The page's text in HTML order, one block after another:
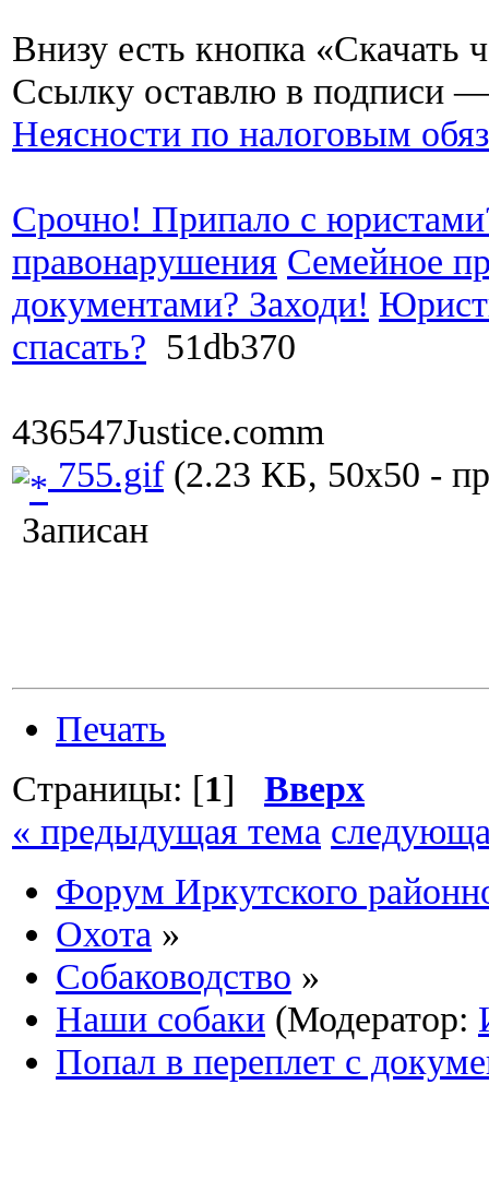
Внизу есть кнопка «Скачать
Ссылку оставлю в подписи
Неясности по налоговым
Срочно! Припало с
правонарушения Семейное
документами? Заходи!
спасать? 51db370
436547Justice.comm
755.gif(2.23 КБ, 50x50 -
Записан
Печать
Страницы: [1] Вверх
« предыдущая тема
Форум Иркутского
Охота »
Собаководство »
Наши собаки (Модератор:
Попал в переплет с